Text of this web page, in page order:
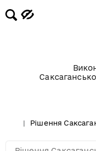
Рішення
Сесії у 2012